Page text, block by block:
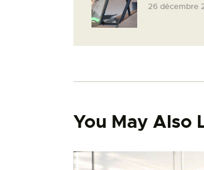
26 décembre
You May Also